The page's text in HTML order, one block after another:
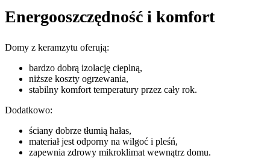
Energooszczędność i komfort
Domy z keramzytu oferują:
bardzo dobrą izolację cieplną,
niższe koszty ogrzewania,
stabilny komfort temperatury przez cały rok.
Dodatkowo:
ściany dobrze tłumią hałas,
materiał jest odporny na wilgoć i pleśń,
zapewnia zdrowy mikroklimat wewnątrz domu.